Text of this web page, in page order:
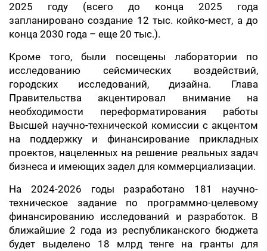
2025 году (всего до конца 2025 года
запланировано создание 12 тыс. койко-мест, а до
конца 2030 года – еще 20 тыс.).
Кроме того, были посещены лаборатории по
исследованию сейсмических воздействий,
городских исследований, дизайна. Глава
Правительства акцентировал внимание на
необходимости переформатирования работы
Высшей научно-технической комиссии с акцентом
на поддержку и финансирование прикладных
проектов, нацеленных на решение реальных задач
бизнеса и имеющих задел для коммерциализации.
На 2024-2026 годы разработано 181 научно-
техническое задание по программно-целевому
финансированию исследований и разработок. В
ближайшие 2 года из республиканского бюджета
будет выделено 18 млрд тенге на гранты для